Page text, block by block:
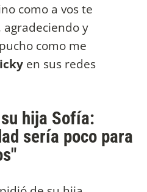
como a vos te
y
como me
en sus redes
hija Sofía:
sería poco para